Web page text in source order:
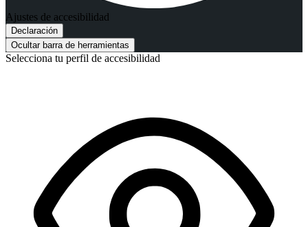
Ajustes de accesibilidad
Declaración
Ocultar barra de herramientas
Selecciona tu perfil de accesibilidad